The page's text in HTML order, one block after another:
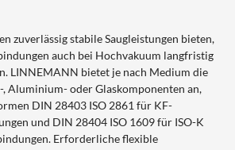
zuverlässig stabile Saugleistungen bieten,
auch bei Hochvakuum langfristig
LINNEMANN bietet je nach Medium die
Aluminium- oder Glaskomponenten an,
DIN 28403 ISO 2861 für KF-
und DIN 28404 ISO 1609 für ISO-K
Erforderliche flexible